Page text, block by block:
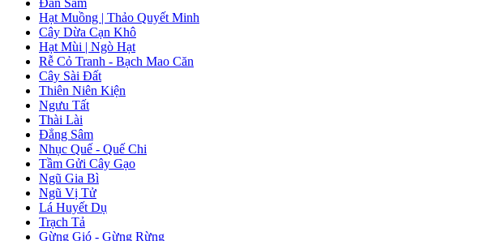
Đan Sâm
Hạt Muồng | Thảo Quyết Minh
Cây Dừa Cạn Khô
Hạt Mùi | Ngò Hạt
Rễ Cỏ Tranh - Bạch Mao Căn
Cây Sài Đất
Thiên Niên Kiện
Ngưu Tất
Thài Lài
Đẳng Sâm
Nhục Quế - Quế Chi
Tầm Gửi Cây Gạo
Ngũ Gia Bì
Ngũ Vị Tử
Lá Huyết Dụ
Trạch Tả
Gừng Gió - Gừng Rừng